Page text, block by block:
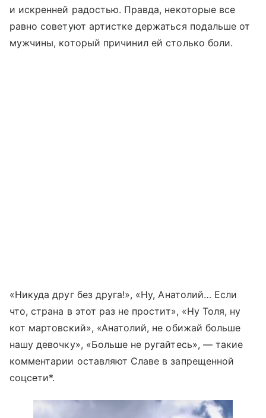
и искренней радостью. Правда, некоторые все
равно советуют артистке держаться подальше от
мужчины, который причинил ей столько боли.
«Никуда друг без друга!», «Ну, Анатолий… Если
что, страна в этот раз не простит», «Ну Толя, ну
кот мартовский», «Анатолий, не обижай больше
нашу девочку», «Больше не ругайтесь», — такие
комментарии оставляют Славе в запрещенной
соцсети*.